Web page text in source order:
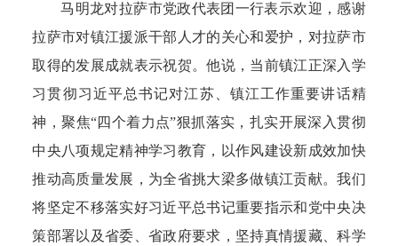
马明龙对拉萨市党政代表团一行表示欢迎，感谢
拉萨市对镇江援派干部人才的关心和爱护，对拉萨市
取得的发展成就表示祝贺。他说，当前镇江正深入学
习贯彻习近平总书记对江苏、镇江工作重要讲话精
神，聚焦“四个着力点”狠抓落实，扎实开展深入贯彻
中央八项规定精神学习教育，以作风建设新成效加快
推动高质量发展，为全省挑大梁多做镇江贡献。我们
将坚定不移落实好习近平总书记重要指示和党中央决
策部署以及省委、省政府要求，坚持真情援藏、科学